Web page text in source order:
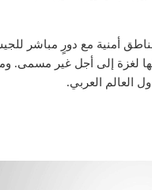
أمنية مع دورٍ مباشر
لغزة إلى أجل غير
العالم العربي.